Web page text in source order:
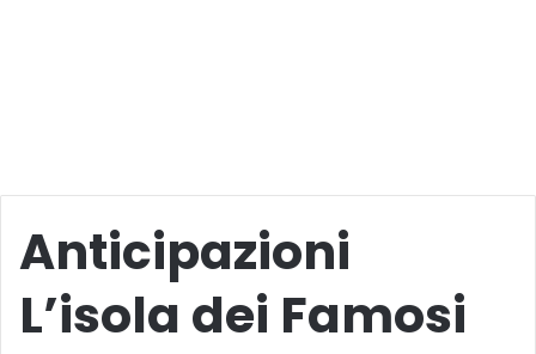
Anticipazioni
L’isola dei Famosi